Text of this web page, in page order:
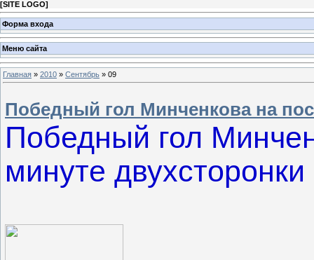
[SITE LOGO]
Форма входа
Меню сайта
Главная » 2010 » Сентябрь » 09
Победный гол Минченкова на
Победный гол
минуте двухсторонки